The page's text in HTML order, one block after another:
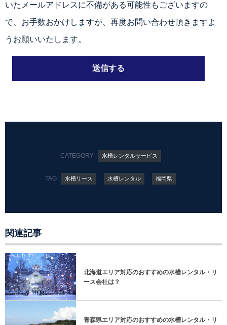
いたメールアドレスに不備がある可能性もございますの
で、お手数おかけしますが、再度お問い合わせ頂きますよ
うお願いいたします。
CATEGORY : 水槽レンタルサービス
TAG : 水槽リース 水槽レンタル 福岡県
関連記事
北海道エリア対応のおすすめの水槽レンタル・リ
ース会社は？
青森県エリア対応のおすすめの水槽レンタル・リ